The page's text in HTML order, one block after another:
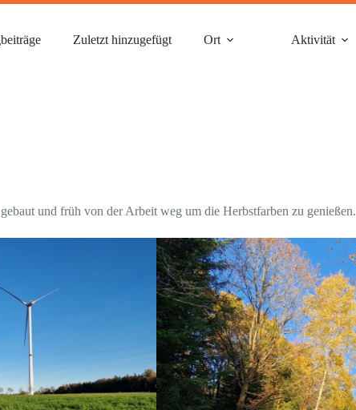
Zuletzt hinzugefügt Ort Aktivität
und früh von der Arbeit weg um die Herbstfarben zu genießen.